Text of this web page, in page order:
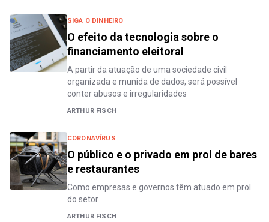
SIGA O DINHEIRO
O efeito da tecnologia sobre o
financiamento eleitoral
A partir da atuação de uma sociedade civil
organizada e munida de dados, será possível
conter abusos e irregularidades
ARTHUR FISCH
CORONAVÍRUS
O público e o privado em prol de bares
e restaurantes
Como empresas e governos têm atuado em prol
do setor
ARTHUR FISCH